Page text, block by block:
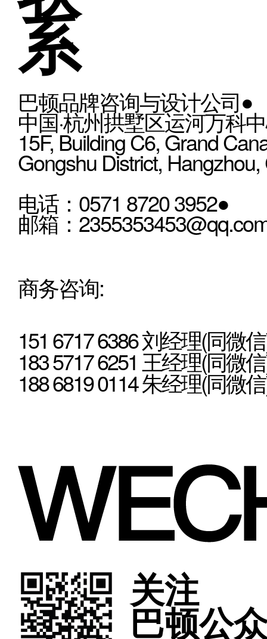
系
巴顿品牌咨询与设计公司●
中国·杭州拱墅区运河万科
15F, Building C6, Grand
Gongshu District,
电话：0571 8720 3952●
邮箱：
商务咨询:
151 6717 6386 刘经理(同微
183 5717 6251 王经理(同微
188 6819 0114 朱经理(同微
关注
巴顿公